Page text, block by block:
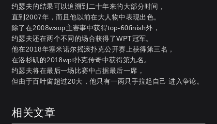
约瑟夫的结果可以追溯到二十年来的大部分时间，
直到2007年，而且他以前在大人物中表现出色。
除了在2008wsop主赛事中获得top-60finish外，
约瑟夫还在两个不同的场合获得了WPT冠军。
他在2018年塞米诺尔摇滚扑克公开赛上获得第三名，
在洛杉矶的2018wpt扑克传奇中获得第九名。
约瑟夫将在最后一场比赛中占据最后一席，
但由于百叶窗超过20大，他只有一两只手拉起自己 进入争论。
相关文章